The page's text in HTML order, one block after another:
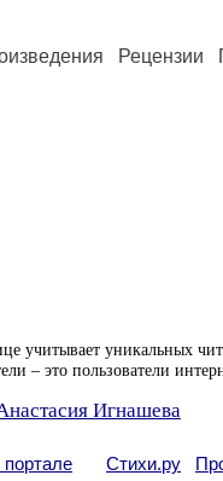
Рецензии
учитывает уникальных
– это пользователи
Игнашева
Стихи.ру